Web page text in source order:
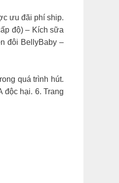
ưu đãi phí ship.
độ) – Kích sữa
đôi BellyBaby –
quá trình hút.
độc hại. 6. Trang